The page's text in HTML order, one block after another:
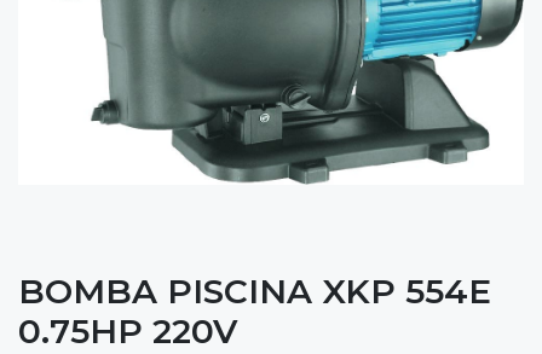
BOMBA PISCINA XKP 554E
0.75HP 220V